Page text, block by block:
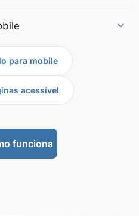
para mobile
acessível
funciona